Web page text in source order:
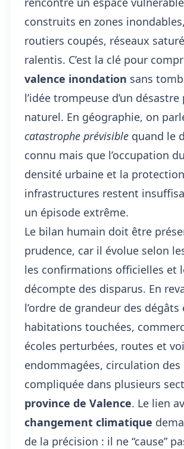
construits en zones
routiers coupés, réseaux
ralentis. C’est la clé pour
valence inondation sans
l’idée trompeuse d’un
naturel. En géographie, on
catastrophe prévisible quand le
connu mais que l’occupation
densité urbaine et la
infrastructures restent
un épisode extrême.
Le bilan humain doit être
prudence, car il évolue selon
les confirmations officielles et
décompte des disparus. En
l’ordre de grandeur des dégâts
habitations touchées,
écoles perturbées, routes et
endommagées, circulation des
compliquée dans plusieurs
province de Valence. Le lien
changement climatique
de la précision : il ne “cause”